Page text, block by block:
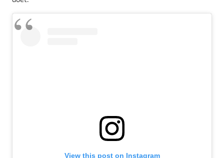
View this post on Instagram